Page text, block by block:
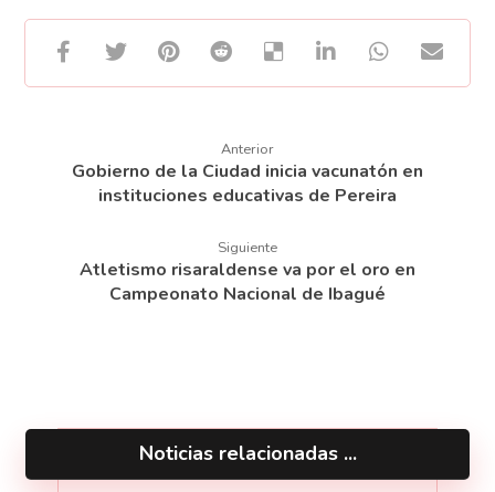
Anterior
Gobierno de la Ciudad inicia vacunatón en
instituciones educativas de Pereira
Siguiente
Atletismo risaraldense va por el oro en
Campeonato Nacional de Ibagué
Noticias relacionadas ...